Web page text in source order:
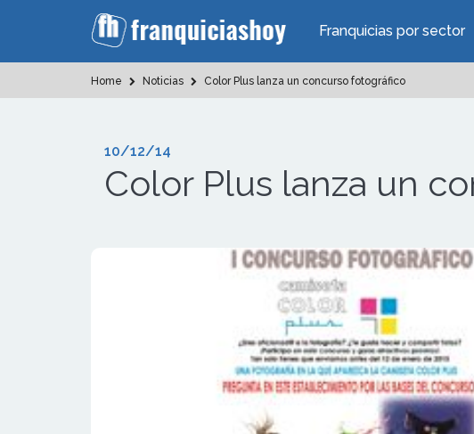
Franquicias por sector
Home Noticias Color Plus lanza un concurso fotográfico
10/12/14
Color Plus lanza un